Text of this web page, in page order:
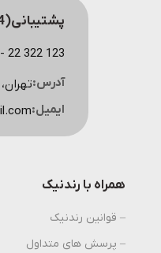
پشتیبانی(24 ساعته | 7 روز هفته)
123 322 22 - 021
آدرس:تهران،
ایمیل:
همراه با رندنیک
– قوانین رندنیک
– پرسش های متداول